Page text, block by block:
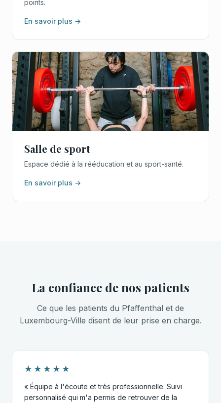
points.
En savoir plus →
Salle de sport
Espace dédié à la rééducation et au sport-santé.
En savoir plus →
La confiance de nos patients
Ce que les patients du Pfaffenthal et de
Luxembourg-Ville disent de leur prise en charge.
★★★★★
« Équipe à l'écoute et très professionnelle. Suivi
personnalisé qui m'a permis de retrouver de la